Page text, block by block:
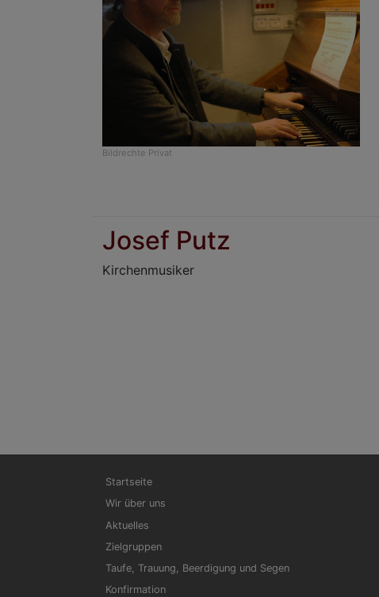
Bildrechte Privat
Josef Putz
Kirchenmusiker
Hauptnavigation
Startseite
Wir über uns
Aktuelles
Zielgruppen
Taufe, Trauung, Beerdigung und Segen
Konfirmation